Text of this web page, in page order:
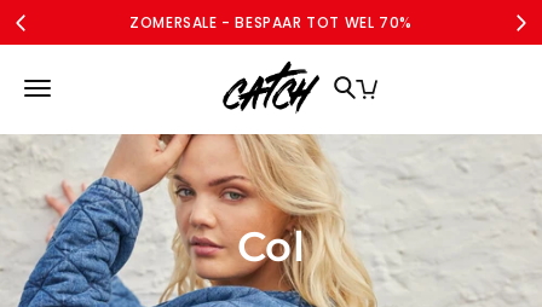
content
ZOMERSALE - BESPAAR TOT WEL 70%
MERKEN
SALE
ACCOUNT
Col